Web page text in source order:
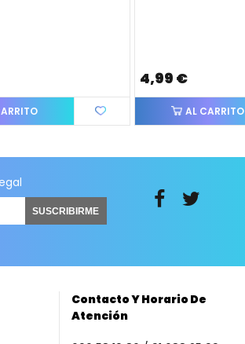
4,99 €
AL CARRITO
SUSCRIBIRME
Contacto Y Horario De
Atención